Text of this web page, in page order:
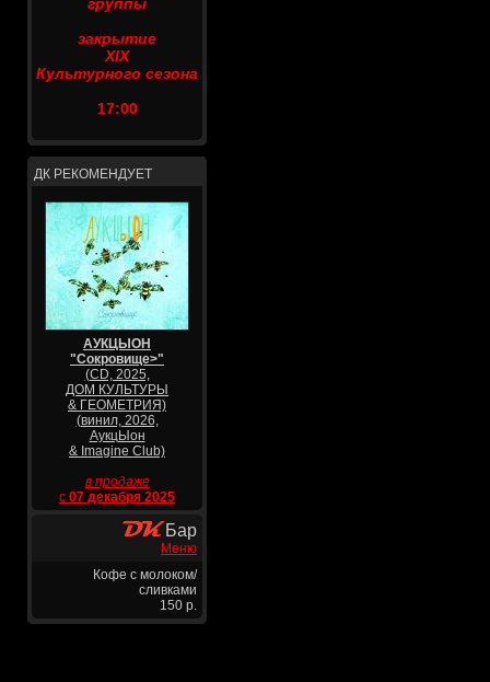
закрытие
XIX
Культурного сезона
17:00
ДК РЕКОМЕНДУЕТ
АУКЦЫОН
"Сокровище>"
(CD, 2025,
ДОМ КУЛЬТУРЫ
& ГЕОМЕТРИЯ)
(винил, 2026,
АукцЫон
& Imagine Club)
в продаже
с 07 декабря 2025
Бар
Меню
Кофе с молоком/
сливками
150 р.